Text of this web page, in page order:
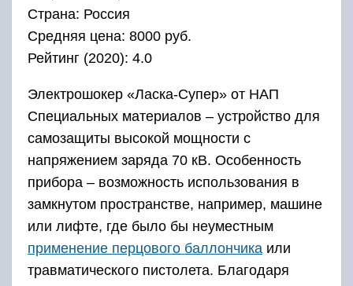
Страна: Россия
Средняя цена: 8000 руб.
Рейтинг (2020): 4.0
Электрошокер «Ласка-Супер» от НАП
Специальных материалов – устройство для
самозащиты высокой мощности с
напряжением заряда 70 кВ. Особенность
прибора – возможность использования в
замкнутом пространстве, например, машине
или лифте, где было бы неуместным
применение перцового баллончика или
травматического пистолета. Благодаря